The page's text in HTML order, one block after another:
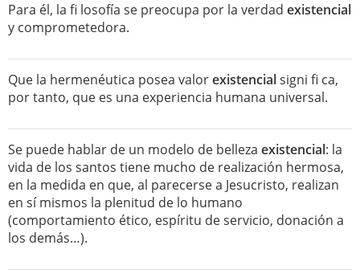
Para él, la fi losofía se preocupa por la verdad existencial
y comprometedora.
Que la hermenéutica posea valorexistencialsigni fi ca,
por tanto, que es una experiencia humana universal.
Se puede hablar de un modelo de belleza existencial: la
vida de los santos tiene mucho de realización hermosa,
en la medida en que, al parecerse a Jesucristo, realizan
en sí mismos la plenitud de lo humano
(comportamiento ético, espíritu de servicio, donación a
los demás…).